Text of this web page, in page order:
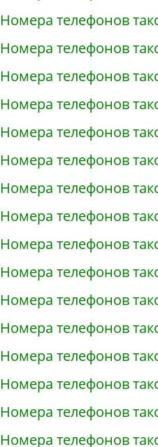
Номера телефонов
Номера телефонов
Номера телефонов
Номера телефонов
Номера телефонов
Номера телефонов
Номера телефонов
Номера телефонов
Номера телефонов
Номера телефонов
Номера телефонов
Номера телефонов
Номера телефонов
Номера телефонов
Номера телефонов
Номера телефонов